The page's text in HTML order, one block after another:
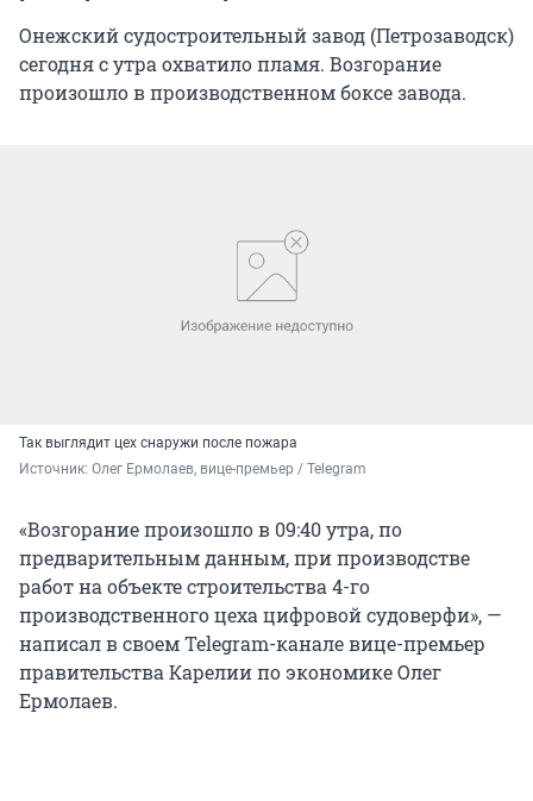
Онежский судостроительный завод (Петрозаводск)
сегодня с утра охватило пламя. Возгорание
произошло в производственном боксе завода.
Так выглядит цех снаружи после пожара
Источник: Олег Ермолаев, вице-премьер / Telegram
«Возгорание произошло в 09:40 утра, по
предварительным данным, при производстве
работ на объекте строительства 4-го
производственного цеха цифровой судоверфи», —
написал в своем Telegram-канале вице-премьер
правительства Карелии по экономике Олег
Ермолаев.